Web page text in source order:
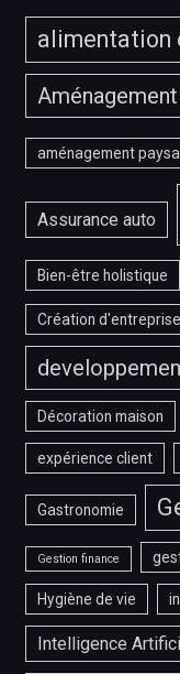
alimentation
aménagement
Assurance auto
Bien-être holistique
Création d'entreprise
Décoration maison
expérience client
Gastronomie
Gestion finance
Hygiène de vie
Intelligence